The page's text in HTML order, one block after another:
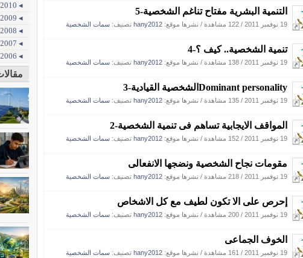
التنمية البشرية مفتاح تناغم الشخصية-5
19 نوفمبر 2011 / 122 مشاهدة / نشرها موقع: hany2012 تصنيف: سمات الشخصية
تنمية الشخصية.. كيف ؟-4
19 نوفمبر 2011 / 138 مشاهدة / نشرها موقع: hany2012 تصنيف: سمات الشخصية
Dominant personalityالشخصية القيادية-3
19 نوفمبر 2011 / 135 مشاهدة / نشرها موقع: hany2012 تصنيف: سمات الشخصية
المواقف الايجابية تساهم فى تنمية الشخصية-2
19 نوفمبر 2011 / 152 مشاهدة / نشرها موقع: hany2012 تصنيف: سمات الشخصية
مقومات نجاح الشخصية ونضجها الانفعالى
19 نوفمبر 2011 / 218 مشاهدة / نشرها موقع: hany2012 تصنيف: سمات الشخصية
إحرص على الا تكون لطيف مع كل الاشخاص
19 نوفمبر 2011 / 200 مشاهدة / نشرها موقع: hany2012 تصنيف: سمات الشخصية
الخوف الجماعى
19 نوفمبر 2011 / 161 مشاهدة / نشرها موقع: hany2012 تصنيف: سمات الشخصية
◂ 2010
◂ 2009
◂ 2008
◂ 2007
◂ 2006